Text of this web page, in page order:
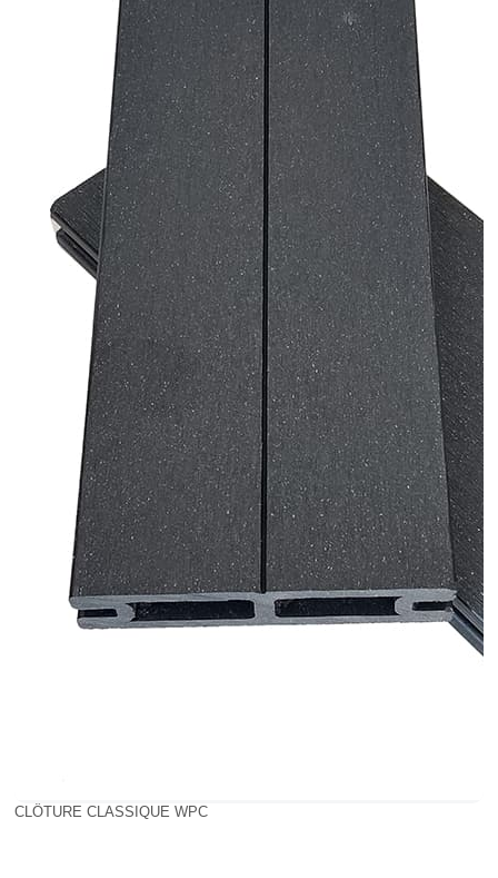
CLÔTURE CLASSIQUE WPC